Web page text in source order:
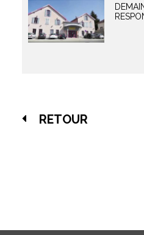
RETOUR